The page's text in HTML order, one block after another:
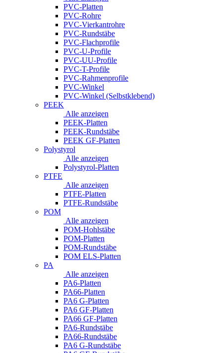
PVC-Platten
PVC-Rohre
PVC-Vierkantrohre
PVC-Rundstäbe
PVC-Flachprofile
PVC-U-Profile
PVC-UU-Profile
PVC-T-Profile
PVC-Rahmenprofile
PVC-Winkel
PVC-Winkel (Selbstklebend)
PEEK
Alle anzeigen
PEEK-Platten
PEEK-Rundstäbe
PEEK GF-Platten
Polystyrol
Alle anzeigen
Polystyrol-Platten
PTFE
Alle anzeigen
PTFE-Platten
PTFE-Rundstäbe
POM
Alle anzeigen
POM-Hohlstäbe
POM-Platten
POM-Rundstäbe
POM ELS-Platten
PA
Alle anzeigen
PA6-Platten
PA66-Platten
PA6 G-Platten
PA6 GF-Platten
PA66 GF-Platten
PA6-Rundstäbe
PA66-Rundstäbe
PA6 G-Rundstäbe